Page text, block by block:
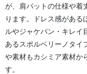
が、肩パットの仕様や着
ります。ドレス感がある
ルやジャケパン・キレイ
あるスポルベリーノタイ
や素材もカシミア素材か
す。